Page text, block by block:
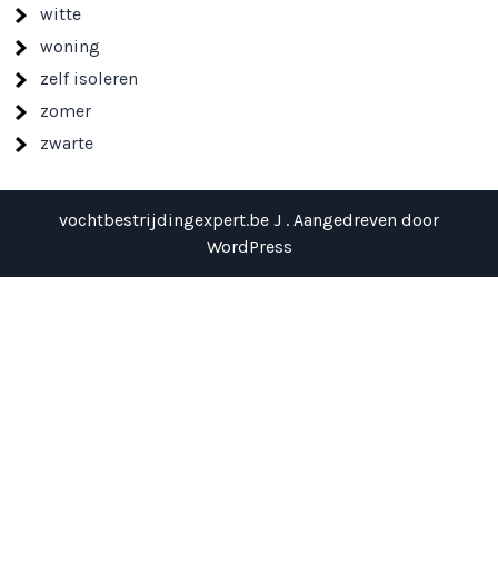
witte
woning
zelf isoleren
zomer
zwarte
vochtbestrijdingexpert.be J . Aangedreven door
WordPress